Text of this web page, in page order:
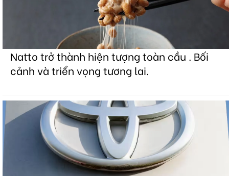
Natto trở thành hiện tượng toàn cầu . Bối
cảnh và triển vọng tương lai.